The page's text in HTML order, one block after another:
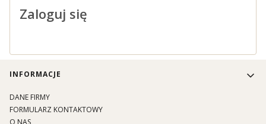
Zaloguj się
Linki w stopce
INFORMACJE
DANE FIRMY
FORMULARZ KONTAKTOWY
O NAS